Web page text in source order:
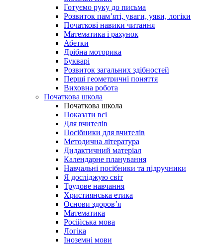
Готуємо руку до письма
Розвиток пам’яті, уваги, уяви, логіки
Початкові навики читання
Математика і рахунок
Абетки
Дрібна моторика
Букварі
Розвиток загальних здібностей
Перші геометричні поняття
Виховна робота
Початкова школа
Початкова школа
Показати всі
Для вчителів
Посібники для вчителів
Методична література
Дидактичний матеріал
Календарне планування
Навчальні посібники та підручники
Я досліджую світ
Трудове навчання
Християнська етика
Основи здоров’я
Математика
Російська мова
Логіка
Іноземні мови